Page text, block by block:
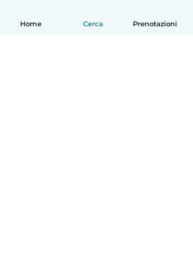
Home Cerca Prenotazioni